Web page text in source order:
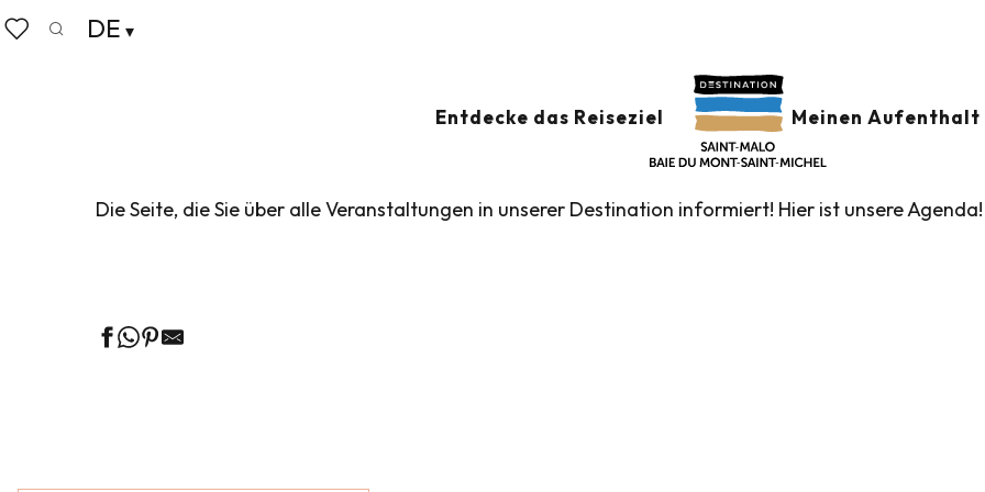
Aller
au
DE
Entdecke das Reiseziel Meinen
Startseite
VERANSTALTUNGSKALENDERAjouter
Die Seite, die Sie über alle Veranstaltungen in unserer Destination informiert! Hier ist unsere Agenda!